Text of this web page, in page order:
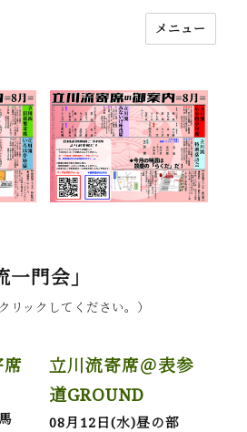
メニュー
一門会」
リックしてください。）
立川流寄席＠表参
道GROUND
08月12日(水)昼の部